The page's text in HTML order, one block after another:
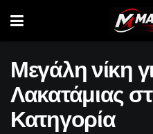
Μεγάλη νίκη
Λακατάμιας
Κατηγορία